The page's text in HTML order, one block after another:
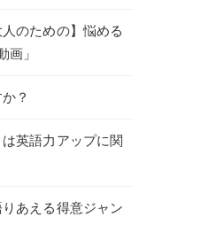
のための】悩める
」
？
英語力アップに関
あえる得意ジャン